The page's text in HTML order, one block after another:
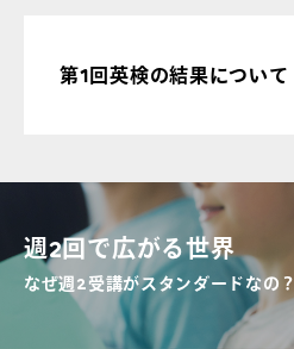
第1回英検の結果について
週2回で広がる世界
なぜ週2受講がスタンダードなの？